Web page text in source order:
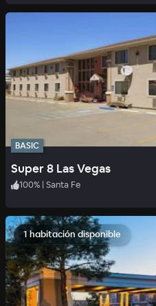
BASIC
Super 8 Las Vegas
100% | Santa Fe
1 habitación disponible